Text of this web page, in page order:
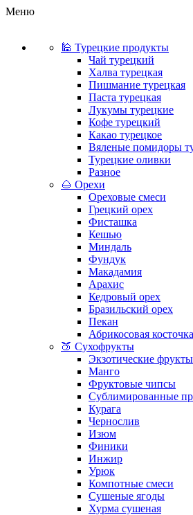
Меню
🕌 Турецкие продукты
Чай турецкий
Халва турецкая
Пишмание турецкая
Паста турецкая
Лукумы турецкие
Кофе турецкий
Какао турецкое
Вяленые помидоры
Турецкие оливки
Разное
🌰 Орехи
Ореховые смеси
Грецкий орех
Фисташка
Кешью
Миндаль
Фундук
Макадамия
Арахис
Кедровый орех
Бразильский орех
Пекан
Абрикосовая косточка
🍑 Сухофрукты
Экзотические фрукты
Манго
Фруктовые чипсы
Сублимированные
Курага
Чернослив
Изюм
Финики
Инжир
Урюк
Компотные смеси
Сушеные ягоды
Хурма сушеная